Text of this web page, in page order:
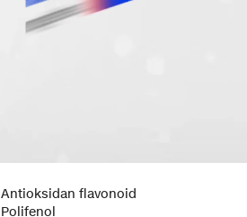
Antioksidan flavonoid
Polifenol